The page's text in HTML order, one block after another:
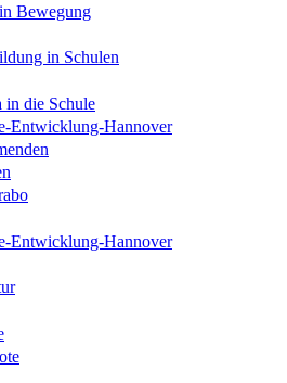
Bewegung
in Schulen
in die Schule
Entwicklung-Hannover
Entwicklung-Hannover